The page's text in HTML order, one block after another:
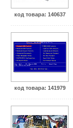
код товара: 140637
код товара: 141979